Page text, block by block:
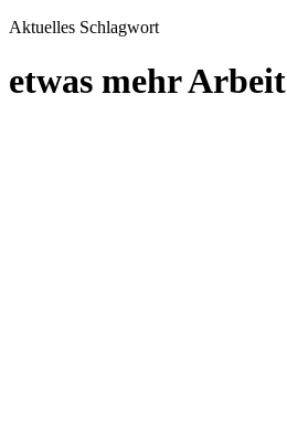
Aktuelles Schlagwort
etwas mehr Arbeit